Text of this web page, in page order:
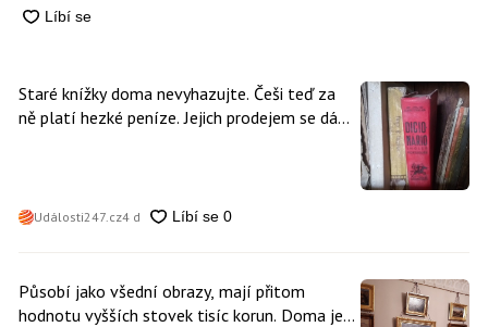
Staré knížky doma nevyhazujte. Češi teď za
ně platí hezké peníze. Jejich prodejem se dá
Události247.cz4 d
Působí jako všední obrazy, mají přitom
hodnotu vyšších stovek tisíc korun. Doma je